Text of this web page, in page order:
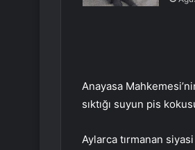
Anayasa
sıktığı suyun pis
Aylarca tırmanan